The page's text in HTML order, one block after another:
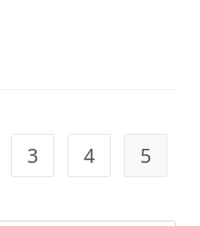
3 4 5